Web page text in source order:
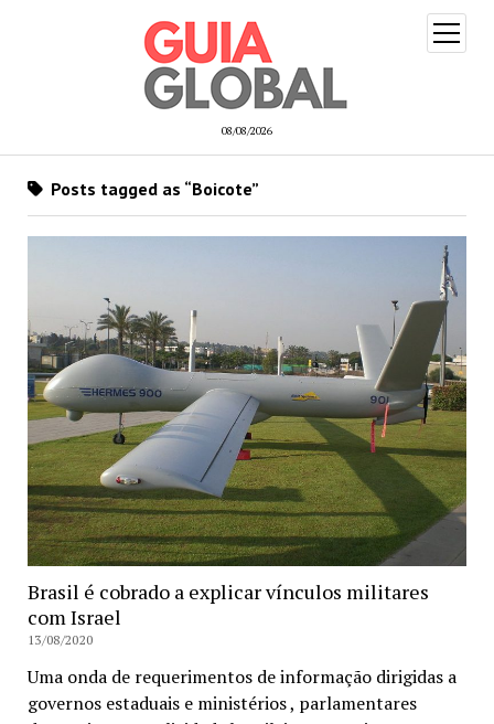
08/08/2026
open
menu
Posts tagged as “Boicote”
Brasil é cobrado a explicar vínculos militares
com Israel
13/08/2020
Uma onda de requerimentos de informação dirigidas a
governos estaduais e ministérios , parlamentares